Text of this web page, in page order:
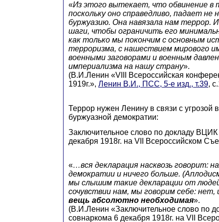
«Из этого вытекает, что обвинение в
поскольку оно справедливо, падает не
буржуазию. Она навязала нам террор.
шаги, чтобы ограничить его
как только мы покончим с основным
терроризма, с нашествием мирового
военными заговорами и военным
империализма на нашу страну».
(В.И.Ленин «VIII Всероссийская
1919г.», Ленин В.И., ПСС, 5-е изд., т.39,
Террор нужен Ленину в связи с угрозой
буржуазной демократии:
Заключительное слово по докладу
декабря 1918г. на VII Всероссийском
«…вся декларация насквозь говорит:
демократии и ничего больше.
мы слышим такие декларации от
сочувствии нам, мы говорим себе: нет,
вещь абсолютно необходимая».
(В.И.Ленин «Заключительное слово по
совнаркома 6 декабря 1918г. на VII